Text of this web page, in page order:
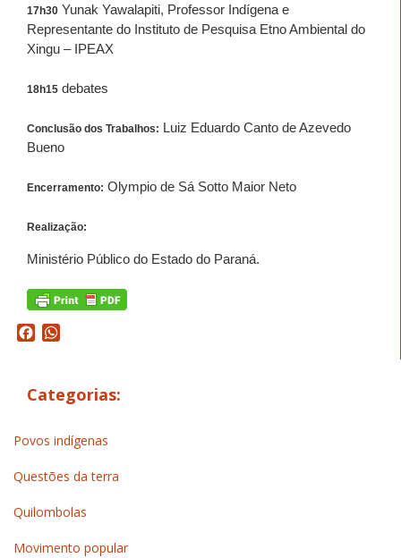
17h30 Yunak Yawalapiti, Professor Indígena e
Representante do Instituto de Pesquisa Etno Ambiental do
Xingu – IPEAX
18h15 debates
Conclusão dos Trabalhos: Luiz Eduardo Canto de Azevedo
Bueno
Encerramento: Olympio de Sá Sotto Maior Neto
Realização:
Ministério Público do Estado do Paraná.
Facebook
Categorias:
Povos indígenas
Questões da terra
Quilombolas
Movimento popular